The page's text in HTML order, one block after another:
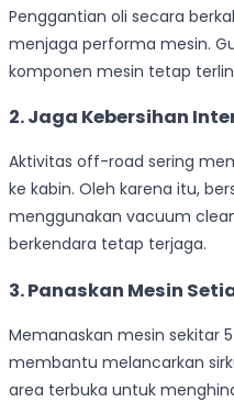
Penggantian oli secara
menjaga performa mesin.
komponen mesin tetap
2. Jaga Kebersihan
Aktivitas off-road sering
ke kabin. Oleh karena itu,
menggunakan vacuum
berkendara tetap terjaga.
3. Panaskan Mesin
Memanaskan mesin sekitar
membantu melancarkan
area terbuka untuk